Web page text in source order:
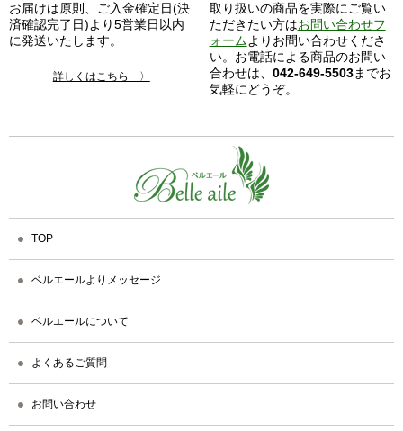
お届けは原則、ご入金確定日(決
済確認完了日)より5営業日以内
に発送いたします。
詳しくはこちら 〉
取り扱いの商品を実際にご覧い
ただきたい方はお問い合わせフ
ォームよりお問い合わせくださ
い。お電話による商品のお問い
合わせは、 042-649-5503までお
気軽にどうぞ。
TOP
ベルエールよりメッセージ
ベルエールについて
よくあるご質問
お問い合わせ